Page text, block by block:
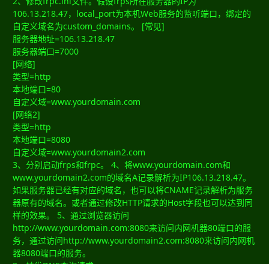
106.13.218.47，local_port为本机Web服务的监听端口，绑定的
自定义域名为custom_domains。 [常见]
服务器地址=106.13.218.47
服务器端口=7000
[网络]
类型=http
本地端口=80
自定义域=www.yourdomain.com
[网络2]
类型=http
本地端口=8080
自定义域=www.yourdomain2.com
3、分别启动frps和frpc。 4、将www.yourdomain.com和
www.yourdomain2.com的域名A记录解析为IP106.13.218.47。
如果服务器已经有对应的域名，也可以将CNAME记录解析为服务
器原有的域名。或者通过修改HTTP请求的Host字段也可以达到同
样的效果。 5、通过浏览器访问
http://www.yourdomain.com:8080来访问内网机器80端口的服
务，通过访问http://www.yourdomain2.com:8080来访问内网机
器8080端口的服务。